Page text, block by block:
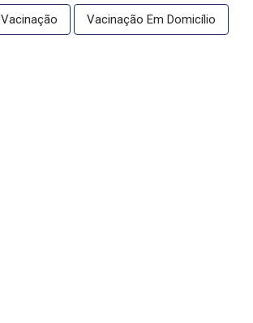
Vacinação Vacinação Em Domicílio